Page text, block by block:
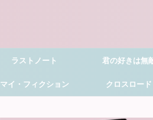
ラストノート 君の好きは無
マイ・フィクション
クロスロード